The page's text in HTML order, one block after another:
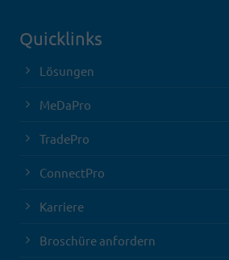
Quicklinks
Lösungen
MeDaPro
TradePro
ConnectPro
Karriere
Broschüre anfordern